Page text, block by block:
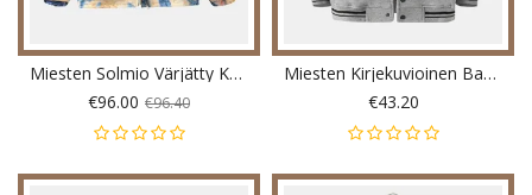
Miesten Solmio Värjätty Kaksinkertainen Läpällinen Tasku Vetoketjulla Paksu Löysä Hupullinen Takki
€96.00 €96.40
Miesten Kirjekuvioinen Baseball-Kaulus Viisto Tasku Pitkähihainen Takki
€43.20